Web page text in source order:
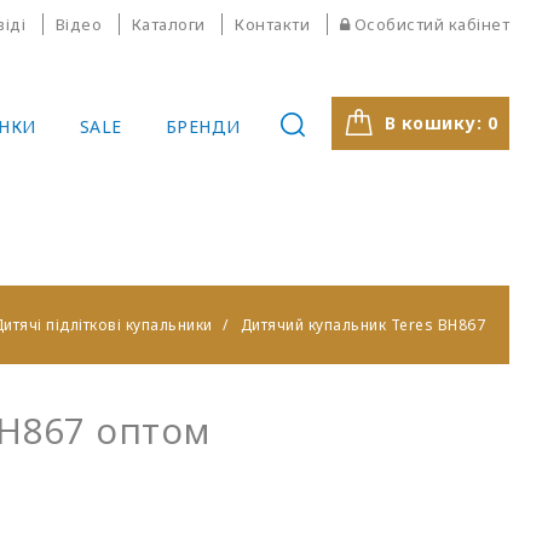
Відео Каталоги Контакти Особистий кабінет
В кошику: 0
SALE БРЕНДИ
підліткові купальники Дитячий купальник Teres BH867
оптом